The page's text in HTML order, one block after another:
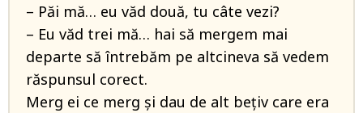
– Păi mă… eu văd două, tu câte vezi?
– Eu văd trei mă… hai să mergem mai
departe să întrebăm pe altcineva să vedem
răspunsul corect.
Merg ei ce merg și dau de alt bețiv care era